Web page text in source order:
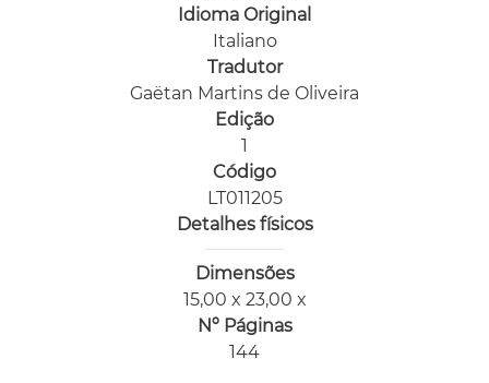
Idioma Original
Italiano
Tradutor
Gaëtan Martins de Oliveira
Edição
1
Código
LT011205
Detalhes físicos
Dimensões
15,00 x 23,00 x
Nº Páginas
144